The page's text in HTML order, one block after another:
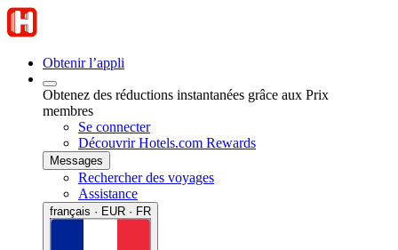
Obtenir l’appli
Obtenez des réductions instantanées grâce aux Prix
membres
Se connecter
Découvrir Hotels.com Rewards
Messages
Rechercher des voyages
Assistance
français · EUR · FR